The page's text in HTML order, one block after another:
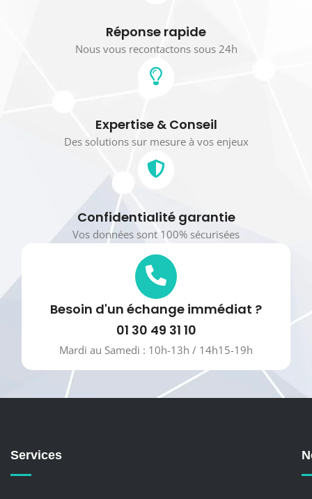
Réponse rapide
Nous vous recontactons sous 24h
Expertise & Conseil
Des solutions sur mesure à vos enjeux
Confidentialité garantie
Vos données sont 100% sécurisées
Besoin d'un échange immédiat ?
01 30 49 31 10
Mardi au Samedi : 10h-13h / 14h15-19h
Services